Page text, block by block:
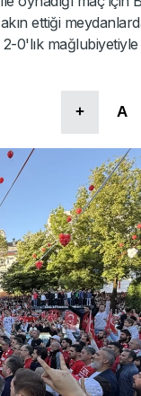
ettiği
2-0'lık
+ A